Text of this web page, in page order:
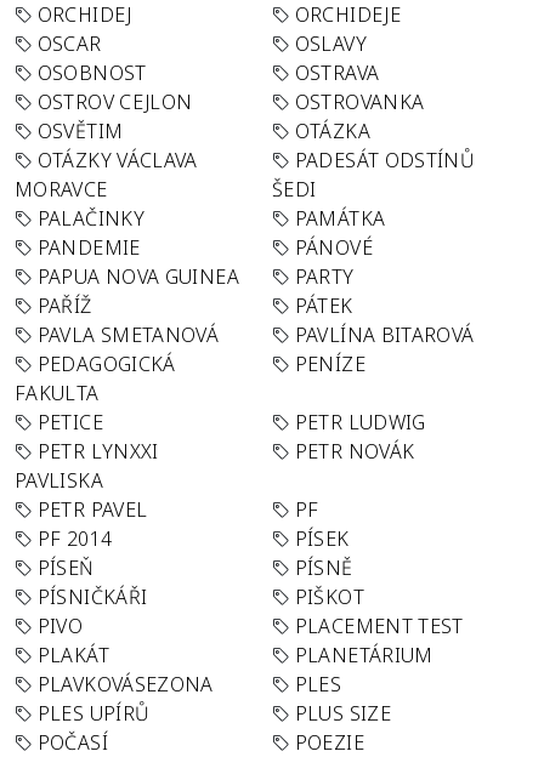
ORCHIDEJ
ORCHIDEJE
OSCAR
OSLAVY
OSOBNOST
OSTRAVA
OSTROV CEJLON
OSTROVANKA
OSVĚTIM
OTÁZKA
OTÁZKY VÁCLAVA
MORAVCE
PADESÁT ODSTÍNŮ
ŠEDI
PALAČINKY
PAMÁTKA
PANDEMIE
PÁNOVÉ
PAPUA NOVA GUINEA
PARTY
PAŘÍŽ
PÁTEK
PAVLA SMETANOVÁ
PAVLÍNA BITAROVÁ
PEDAGOGICKÁ
FAKULTA
PENÍZE
PETICE
PETR LUDWIG
PETR LYNXXI
PAVLISKA
PETR NOVÁK
PETR PAVEL
PF
PF 2014
PÍSEK
PÍSEŇ
PÍSNĚ
PÍSNIČKÁŘI
PIŠKOT
PIVO
PLACEMENT TEST
PLAKÁT
PLANETÁRIUM
PLAVKOVÁSEZONA
PLES
PLES UPÍRŮ
PLUS SIZE
POČASÍ
POEZIE